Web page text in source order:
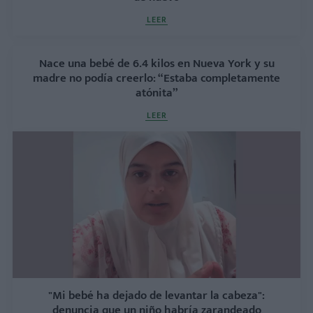
LEER
Nace una bebé de 6.4 kilos en Nueva York y su
madre no podía creerlo: “Estaba completamente
atónita”
LEER
"Mi bebé ha dejado de levantar la cabeza":